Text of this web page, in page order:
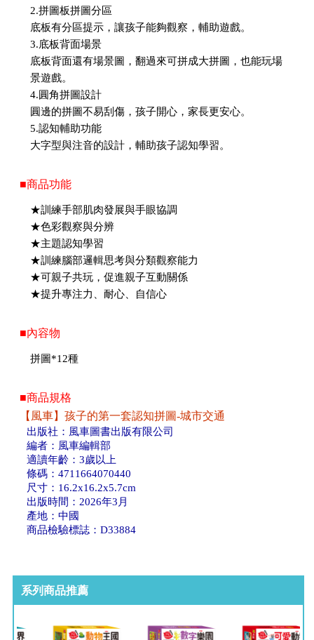
2.拼圖板拼圖分區
底板有分區提示，讓孩子能夠觀察，輔助遊戲。
3.底板背面場景
底板背面還有場景圖，翻過來可拼成大拼圖，也能玩場
景遊戲。
4.圓角拼圖設計
圓邊的拼圖不易刮傷，孩子開心，家長更安心。
5.認知輔助功能
大字型與注音的設計，輔助孩子認知學習。
■商品功能
★訓練手部肌肉發展與手眼協調
★色彩觀察與分辨
★主題認知學習
★訓練腦部邏輯思考與分類觀察能力
★可親子共玩，促進親子互動關係
★提升專注力、耐心、自信心
■內容物
拼圖*12種
■商品規格
【風車】孩子的第一套認知拼圖-城市交通
出版社：風車圖書出版有限公司
編者：風車編輯部
適讀年齡：3歲以上
條碼：4711664070440
尺寸：16.2x16.2x5.7cm
出版時間：2026年3月
產地：中國
商品檢驗標誌：D33884
系列商品推薦